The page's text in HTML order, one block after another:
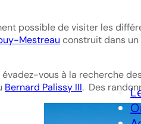
possible de visiter les
Mestreau construit dans un
vous à la recherche
Bernard Palissy III. Des